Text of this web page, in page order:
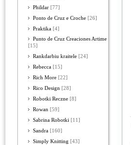
Phildar [77]
Ponto de Cruz e Croche [26]
Praktika [4]
Punto de Cruz Creaciones Artime
[15]
Rankdarbiu kraitele [24]
Rebecca [15]
Rich More [22]
Rico Design [28]
Robotki Reczne [8]
Rowan [59]
Sabrina Robotki [11]
Sandra [160]
Simply Knitting [43]